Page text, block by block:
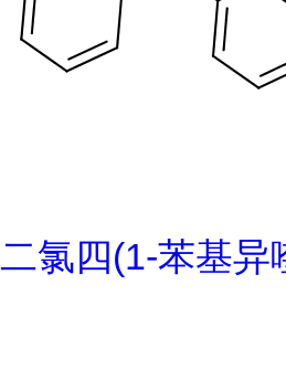
二氯四(1-苯基异